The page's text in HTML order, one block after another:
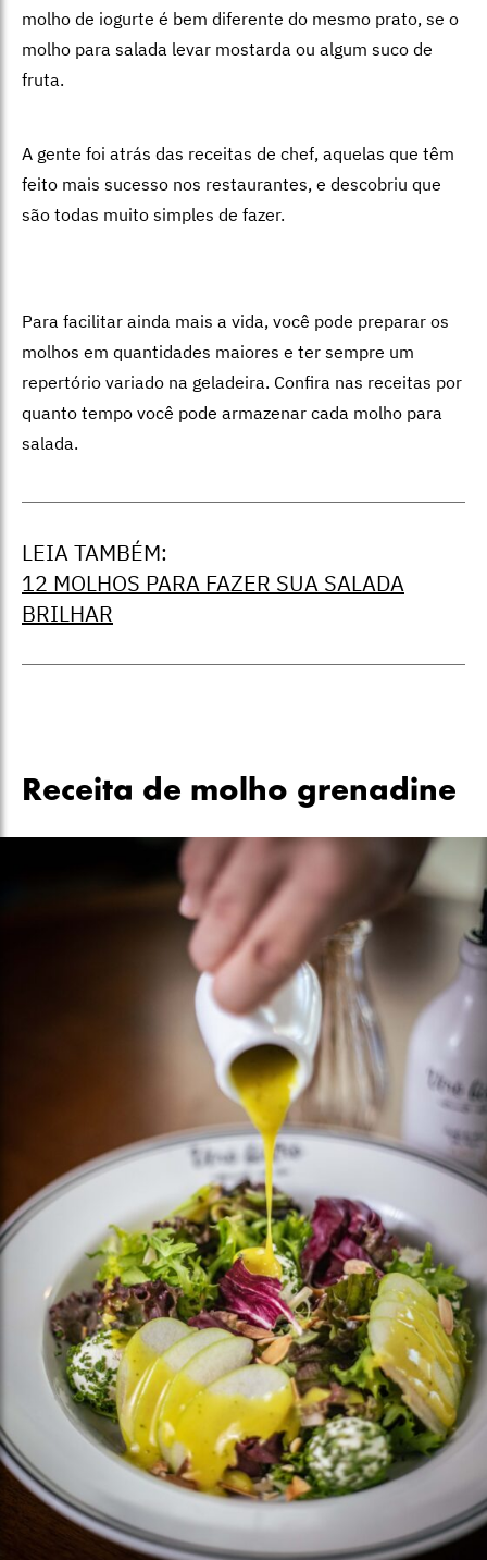
molho de iogurte é bem diferente do mesmo prato, se o
molho para salada levar mostarda ou algum suco de
fruta.
A gente foi atrás das receitas de chef, aquelas que têm
feito mais sucesso nos restaurantes, e descobriu que
são todas muito simples de fazer.
Para facilitar ainda mais a vida, você pode preparar os
molhos em quantidades maiores e ter sempre um
repertório variado na geladeira. Confira nas receitas por
quanto tempo você pode armazenar cada molho para
salada.
LEIA TAMBÉM:
12 MOLHOS PARA FAZER SUA SALADA
BRILHAR
Receita de molho grenadine